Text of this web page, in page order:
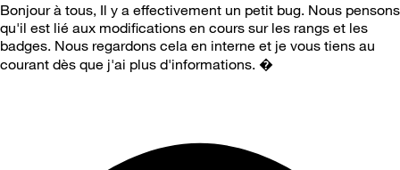
Bonjour à tous, Il y a effectivement un petit bug. Nous pensons
qu'il est lié aux modifications en cours sur les rangs et les
badges. Nous regardons cela en interne et je vous tiens au
courant dès que j'ai plus d'informations. 